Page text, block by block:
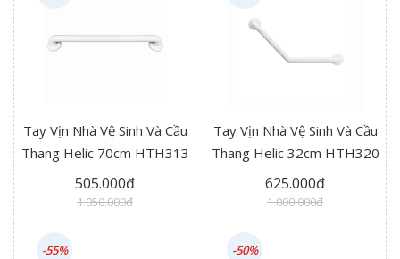
Tay Vịn Nhà Vệ Sinh Và Cầu
Thang Helic 70cm HTH313
505.000đ
1.050.000đ
Tay Vịn Nhà Vệ Sinh Và Cầu
Thang Helic 32cm HTH320
625.000đ
1.000.000đ
-55% -50%